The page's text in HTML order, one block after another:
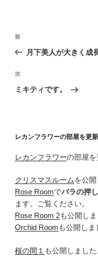
投
ビ
ゲ
ン
前
の
稿
前
月下美人が大きく成
次
の
次
ミキティです。
レカンフラワーの部屋を更新
レカンフラワーの部屋を
クリスマスルーム を公
Rose Roomでバラの押
ます。ご覧ください。
Rose Room 2も公開しま
Orchid Room も公開しま
桜の間１ も公開しました